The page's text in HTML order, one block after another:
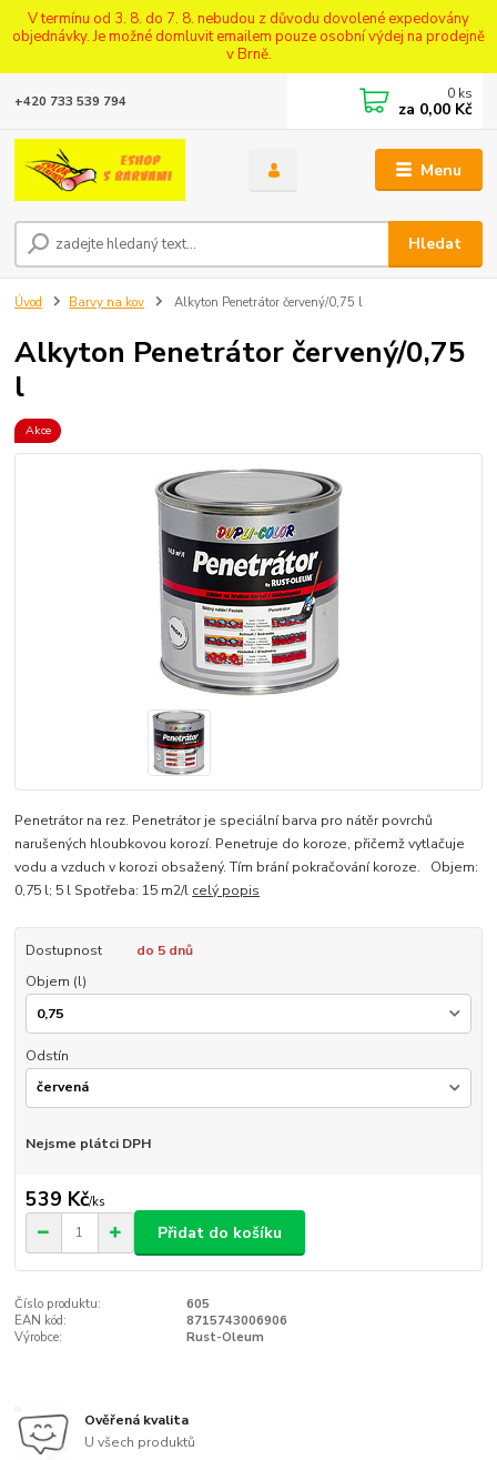
V termínu od 3. 8. do 7. 8. nebudou z důvodu dovolené expedovány
objednávky. Je možné domluvit emailem pouze osobní výdej na prodejně
v Brně.
Menu
Hledat
+420 733 539 794 0 ks
za 0,00 Kč
Úvod Barvy na kov Alkyton Penetrátor červený/0,75 l
Alkyton Penetrátor červený/0,75
l
Akce
Penetrátor na rez. Penetrátor je speciální barva pro nátěr povrchů
narušených hloubkovou korozí. Penetruje do koroze, přičemž vytlačuje
vodu a vzduch v korozi obsažený. Tím brání pokračování koroze. Objem:
0,75 l; 5 l Spotřeba: 15 m2/l celý popis
Dostupnost
do 5 dnů
Objem (l)
Odstín
Nejsme plátci DPH
539 Kč/ks
Přidat do košíku
Číslo produktu:
605
EAN kód:
8715743006906
Výrobce:
Rust-Oleum
Ověřená kvalita
U všech produktů